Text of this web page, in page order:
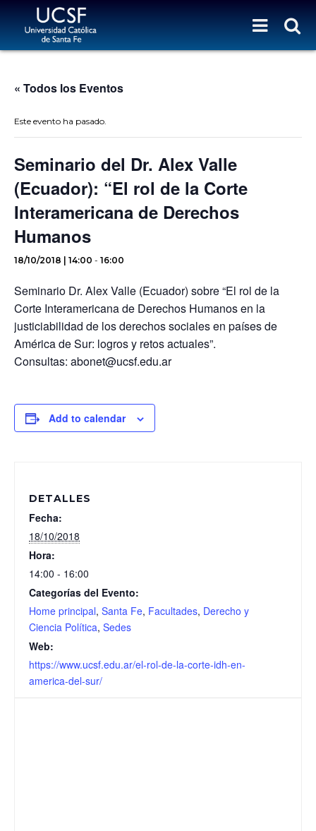
« Todos los Eventos
Este evento ha pasado.
Seminario del Dr. Alex Valle
(Ecuador): “El rol de la Corte
Interamericana de Derechos
Humanos
18/10/2018 | 14:00 - 16:00
Seminario Dr. Alex Valle (Ecuador) sobre “El rol de la
Corte Interamericana de Derechos Humanos en la
justiciabilidad de los derechos sociales en países de
América de Sur: logros y retos actuales”.
Consultas: abonet@ucsf.edu.ar
Add to calendar
DETALLES
Fecha:
18/10/2018
Hora:
14:00 - 16:00
Categorías del Evento:
Home principal, Santa Fe, Facultades, Derecho y
Ciencia Política, Sedes
Web:
https://www.ucsf.edu.ar/el-rol-de-la-corte-idh-en-
america-del-sur/